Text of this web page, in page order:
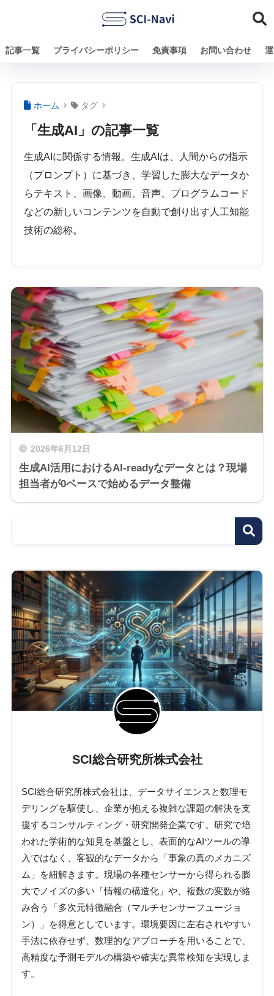
記事一覧 プライバシーポリシー 免責事項 お問い合わせ
ホーム タグ
「生成AI」の記事一覧
生成AIに関係する情報。生成AIは、人間からの指示
（プロンプト）に基づき、学習した膨大なデータか
らテキスト、画像、動画、音声、プログラムコード
などの新しいコンテンツを自動で創り出す人工知能
技術の総称。
2026年6月12日
生成AI活用におけるAI-readyなデータとは？現場
担当者が0ベースで始めるデータ整備
SCI総合研究所株式会社
SCI総合研究所株式会社は、データサイエンスと数理モ
デリングを駆使し、企業が抱える複雑な課題の解決を支
援するコンサルティング・研究開発企業です。研究で培
われた学術的な知見を基盤とし、表面的なAIツールの導
入ではなく、客観的なデータから「事象の真のメカニズ
ム」を紐解きます。現場の各種センサーから得られる膨
大でノイズの多い「情報の構造化」や、複数の変数が絡
み合う「多次元特徴融合（マルチセンサーフュージョ
ン）」を得意としています。環境要因に左右されやすい
手法に依存せず、数理的なアプローチを用いることで、
高精度な予測モデルの構築や確実な異常検知を実現しま
す。